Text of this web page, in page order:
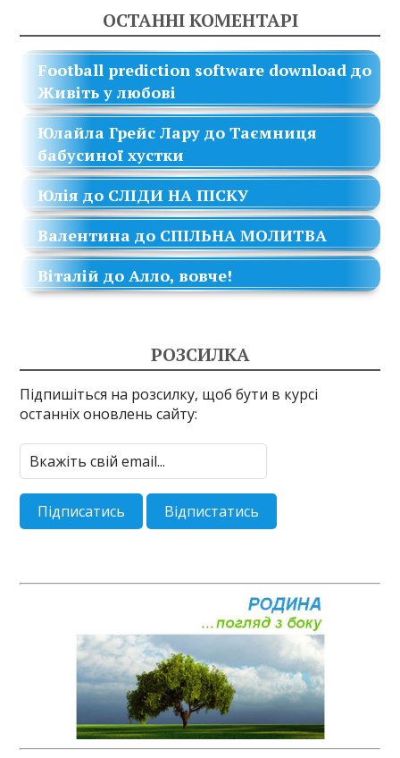
ОСТАННІ КОМЕНТАРІ
Football prediction software download до
Живіть у любові
Юлайла Грейс Лару доТаємниця
бабусиної хустки
Юлія до СЛІДИ НА ПІСКУ
Валентина до СПІЛЬНА МОЛИТВА
Віталій до Алло, вовче!
РОЗСИЛКА
Підпишіться на розсилку, щоб бути в курсі
останніх оновлень сайту: